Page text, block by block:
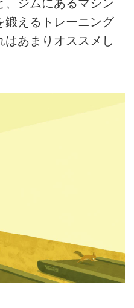
ジムにあるマシン
鍛えるトレーニング
はあまりオススメし